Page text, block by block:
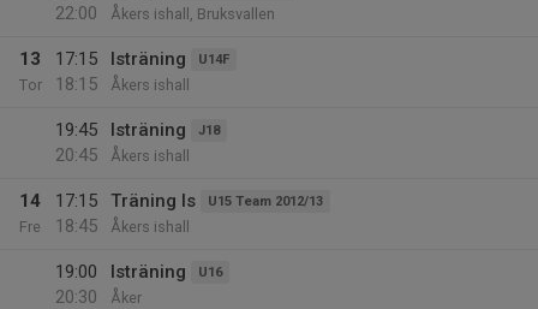
22:00
Åkers ishall, Bruksvallen
13
Tor
17:15
18:15
Isträning U14F
Åkers ishall
19:45
20:45
Isträning J18
Åkers ishall
14
Fre
17:15
18:45
Träning Is U15 Team 2012/13
Åkers ishall
19:00
20:30
Isträning U16
Åker